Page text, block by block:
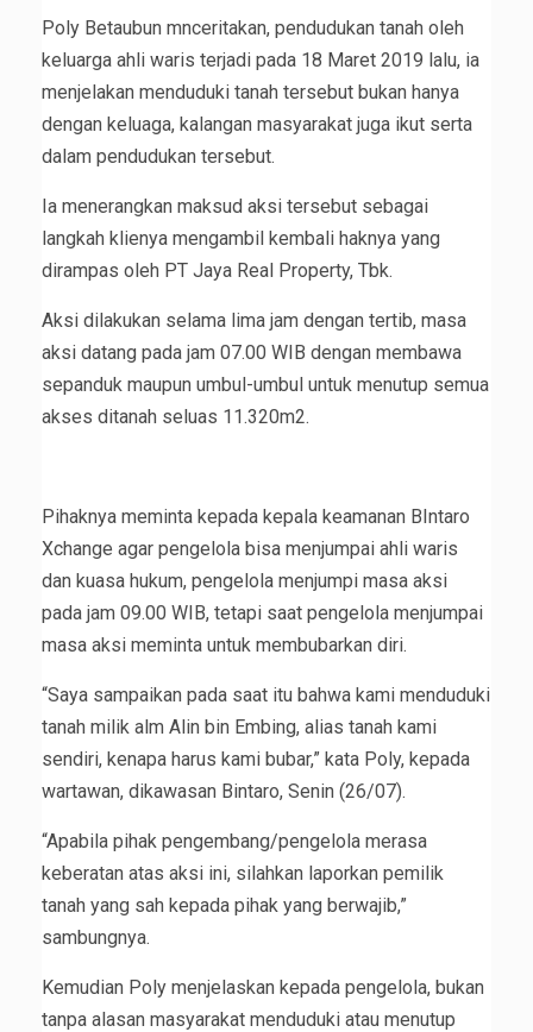
Poly Betaubun mnceritakan, pendudukan tanah oleh
keluarga ahli waris terjadi pada 18 Maret 2019 lalu, ia
menjelakan menduduki tanah tersebut bukan hanya
dengan keluaga, kalangan masyarakat juga ikut serta
dalam pendudukan tersebut.
Ia menerangkan maksud aksi tersebut sebagai
langkah klienya mengambil kembali haknya yang
dirampas oleh PT Jaya Real Property, Tbk.
Aksi dilakukan selama lima jam dengan tertib, masa
aksi datang pada jam 07.00 WIB dengan membawa
sepanduk maupun umbul-umbul untuk menutup semua
akses ditanah seluas 11.320m2.
Pihaknya meminta kepada kepala keamanan BIntaro
Xchange agar pengelola bisa menjumpai ahli waris
dan kuasa hukum, pengelola menjumpi masa aksi
pada jam 09.00 WIB, tetapi saat pengelola menjumpai
masa aksi meminta untuk membubarkan diri.
“Saya sampaikan pada saat itu bahwa kami menduduki
tanah milik alm Alin bin Embing, alias tanah kami
sendiri, kenapa harus kami bubar,” kata Poly, kepada
wartawan, dikawasan Bintaro, Senin (26/07).
“Apabila pihak pengembang/pengelola merasa
keberatan atas aksi ini, silahkan laporkan pemilik
tanah yang sah kepada pihak yang berwajib,”
sambungnya.
Kemudian Poly menjelaskan kepada pengelola, bukan
tanpa alasan masyarakat menduduki atau menutup